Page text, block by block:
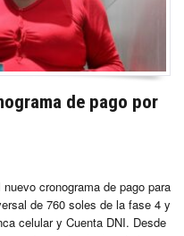
de pago por
cronograma de pago para
de 760 soles de la fase 4 y
celular y Cuenta DNI. Desde